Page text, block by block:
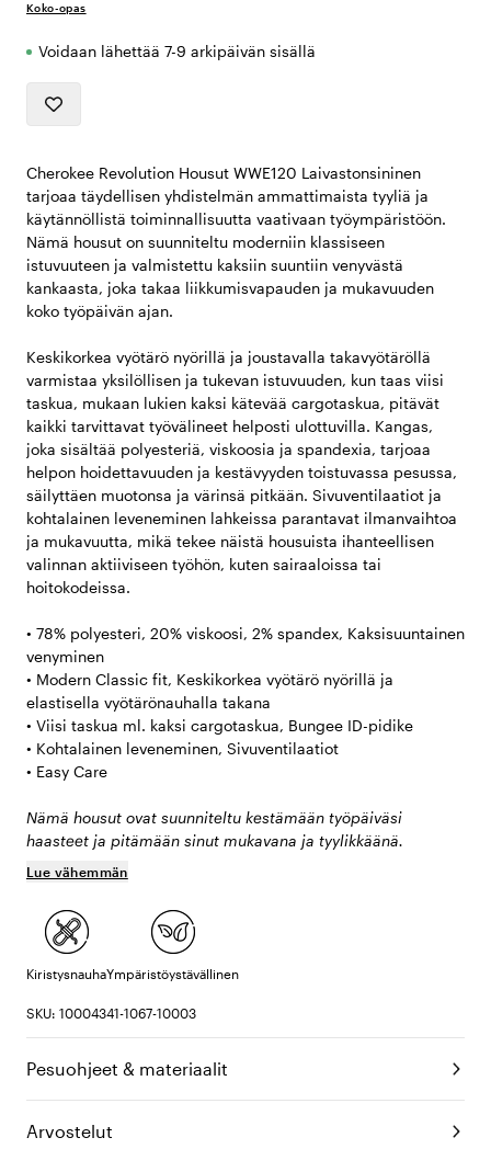
Koko-opas
Voidaan lähettää 7-9 arkipäivän sisällä
Cherokee Revolution Housut WWE120 Laivastonsininen
tarjoaa täydellisen yhdistelmän ammattimaista tyyliä ja
käytännöllistä toiminnallisuutta vaativaan työympäristöön.
Nämä housut on suunniteltu moderniin klassiseen
istuvuuteen ja valmistettu kaksiin suuntiin venyvästä
kankaasta, joka takaa liikkumisvapauden ja mukavuuden
koko työpäivän ajan.
Keskikorkea vyötärö nyörillä ja joustavalla takavyötäröllä
varmistaa yksilöllisen ja tukevan istuvuuden, kun taas viisi
taskua, mukaan lukien kaksi kätevää cargotaskua, pitävät
kaikki tarvittavat työvälineet helposti ulottuvilla. Kangas,
joka sisältää polyesteriä, viskoosia ja spandexia, tarjoaa
helpon hoidettavuuden ja kestävyyden toistuvassa pesussa,
säilyttäen muotonsa ja värinsä pitkään. Sivuventilaatiot ja
kohtalainen leveneminen lahkeissa parantavat ilmanvaihtoa
ja mukavuutta, mikä tekee näistä housuista ihanteellisen
valinnan aktiiviseen työhön, kuten sairaaloissa tai
hoitokodeissa.
• 78% polyesteri, 20% viskoosi, 2% spandex, Kaksisuuntainen
venyminen
• Modern Classic fit, Keskikorkea vyötärö nyörillä ja
elastisella vyötärönauhalla takana
• Viisi taskua ml. kaksi cargotaskua, Bungee ID-pidike
• Kohtalainen leveneminen, Sivuventilaatiot
• Easy Care
Nämä housut ovat suunniteltu kestämään työpäiväsi
haasteet ja pitämään sinut mukavana ja tyylikkäänä.
Lue vähemmän
KiristysnauhaYmpäristöystävällinen
SKU: 10004341-1067-10003
Pesuohjeet & materiaalit
Arvostelut